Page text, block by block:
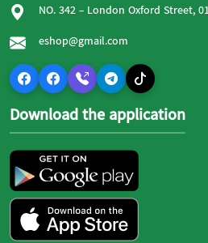
NO. 342 - London Oxford Street,
eshop@gmail.com
Download the application